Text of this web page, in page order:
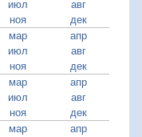
июл
авг
ноя
дек
мар
апр
июл
авг
ноя
дек
мар
апр
июл
авг
ноя
дек
мар
апр